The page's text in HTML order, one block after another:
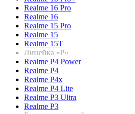
Realme 16 Pro
Realme 16
Realme 15 Pro
Realme 15
Realme 15T
Линейка «P»
Realme P4 Power
Realme P4
Realme P4x
Realme P4 Lite
Realme P3 Ultra
Realme P3